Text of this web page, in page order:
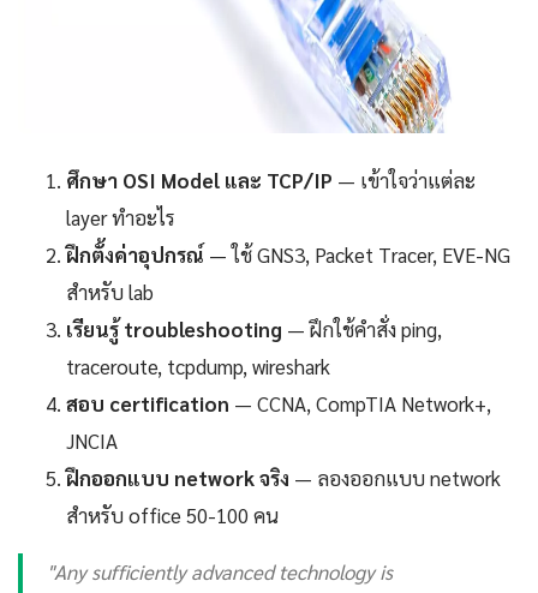
ศึกษา OSI Model และ TCP/IP — เข้าใจว่าแต่ละ
layer ทำอะไร
ฝึกตั้งค่าอุปกรณ์ — ใช้ GNS3, Packet Tracer, EVE-NG
สำหรับ lab
เรียนรู้ troubleshooting — ฝึกใช้คำสั่ง ping,
traceroute, tcpdump, wireshark
สอบ certification — CCNA, CompTIA Network+,
JNCIA
ฝึกออกแบบ network จริง — ลองออกแบบ network
สำหรับ office 50-100 คน
"Any sufficiently advanced technology is